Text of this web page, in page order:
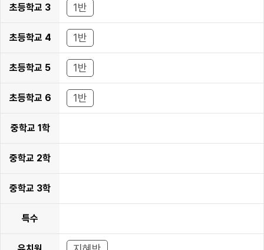
학년
초등학교 3
학년
1반
초등학교 4
학년
1반
초등학교 5
학년
1반
초등학교 6
학년
1반
중학교 1학
년
중학교 2학
년
중학교 3학
년
특수